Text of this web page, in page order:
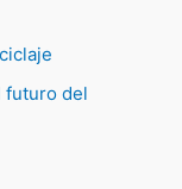
futuro del